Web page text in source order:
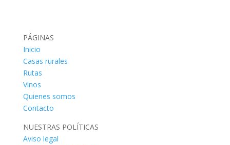
PÁGINAS
Inicio
Casas rurales
Rutas
Vinos
Quienes somos
Contacto
NUESTRAS POLÍTICAS
Aviso legal